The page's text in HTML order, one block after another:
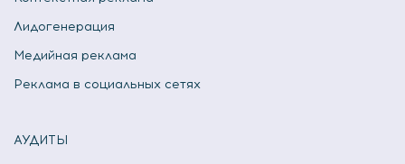
Лидогенерация
Медийная реклама
Реклама в социальных сетях
АУДИТЫ